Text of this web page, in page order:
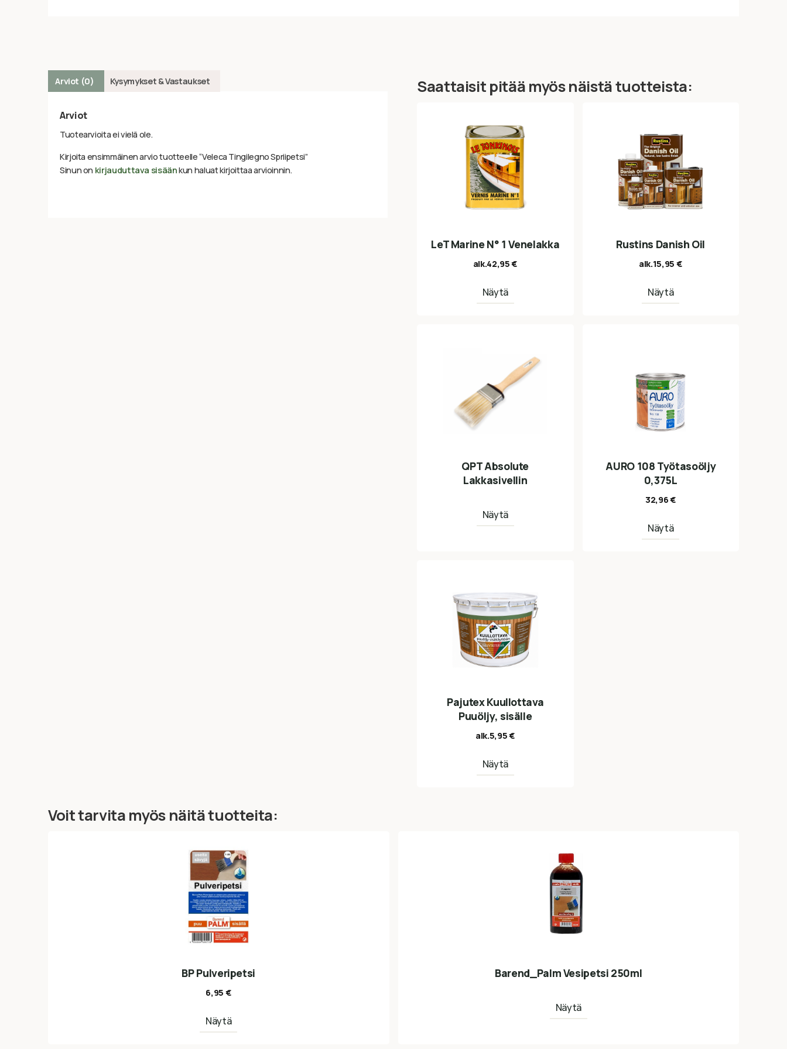
Arviot (0) Kysymykset & Vastaukset
Arviot
Tuotearvioita ei vielä ole.
Kirjoita ensimmäinen arvio tuotteelle “Veleca Tingilegno Spriipetsi”
Sinun on kirjauduttava sisäänkun haluat kirjoittaa arvioinnin.
Saattaisit pitää myös näistä tuotteista:
LeT Marine N° 1 Venelakka
alk.42,95€
Näytä
Rustins Danish Oil
alk.15,95 €
Näytä
QPT Absolute
Lakkasivellin
Näytä
AURO 108 Työtasoöljy
0,375L
32,96€
Näytä
Pajutex Kuullottava
Puuöljy, sisälle
alk.5,95€
Näytä
Voit tarvita myös näitä tuotteita:
BP Pulveripetsi
6,95 €
Näytä
Barend_Palm Vesipetsi 250ml
Näytä